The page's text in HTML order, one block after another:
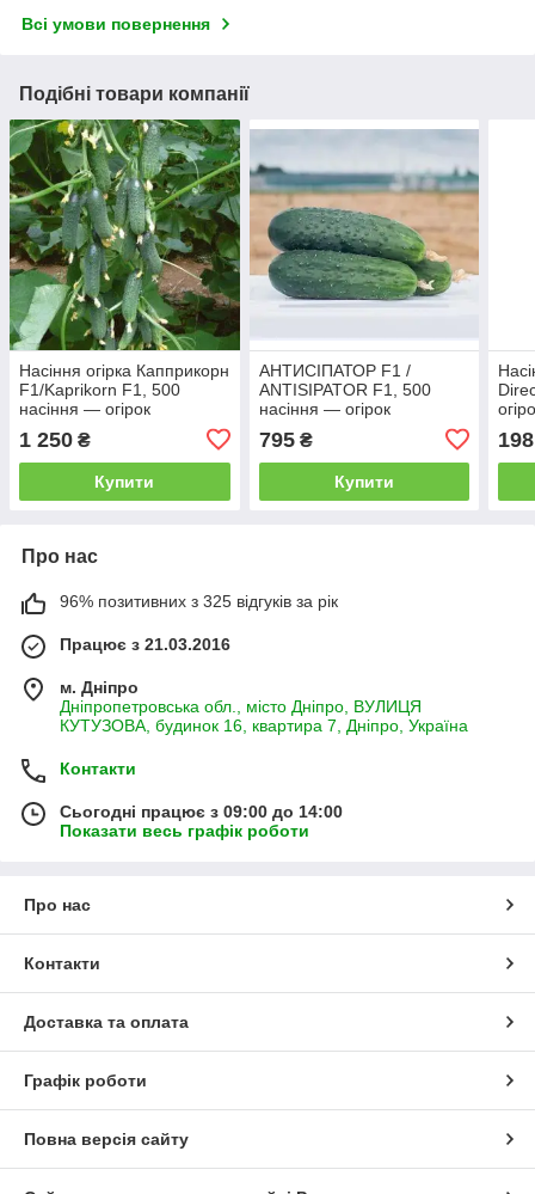
Всі умови повернення
Подібні товари компанії
Насіння огірка Капприкорн
F1/Kaprikorn F1, 500
насіння — огірок
партенокарпічний, Yuksel
Seeds
1 250 ₴
Купити
АНТИСІПАТОР F1 /
ANTISIPATOR F1, 500
насіння — огірок
Nunhems
795₴
Купити
198
Про нас
96% позитивних з 325 відгуків за рік
Працює з 21.03.2016
м. Дніпро
Дніпропетровська обл., місто Дніпро, ВУЛИЦЯ
КУТУЗОВА, будинок 16, квартира 7, Дніпро, Україна
Контакти
Сьогодні працює з 09:00 до 14:00
Показати весь графік роботи
Про нас
Контакти
Доставка та оплата
Графік роботи
Повна версія сайту